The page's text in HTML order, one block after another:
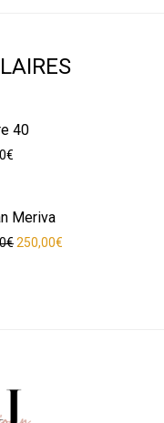
40
€
Meriva
€Le prix initial était :
250,00€